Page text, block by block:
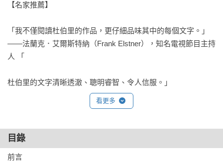
【名家推薦】
「我不僅閱讀杜伯里的作品，更仔細品味其中的每個文字。」
——法蘭克．艾爾斯特納（Frank Elstner），知名電視節目主持
人 「
杜伯里的文字清晰透澈、聰明睿智、令人信服。」
——格哈特．施若德（Gerhard Schröder），前德國總理
——馬特．瑞德利（Matt Ridley），暢銷書作家
「杜伯里將不同知識領域的思想巧妙地融會貫通，將知識、藝
看更多
目錄
前言